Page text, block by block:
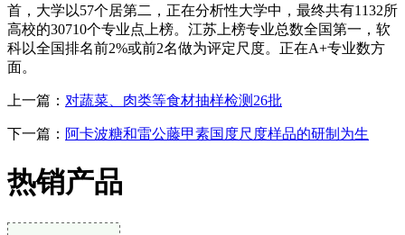
首，大学以57个居第二，正在分析性大学中，最终共有1132所
高校的30710个专业点上榜。江苏上榜专业总数全国第一，软
科以全国排名前2%或前2名做为评定尺度。正在A+专业数方
面。
上一篇： 对蔬菜、肉类等食材抽样检测26批
下一篇： 阿卡波糖和雷公藤甲素国度尺度样品的研制为生
热销产品